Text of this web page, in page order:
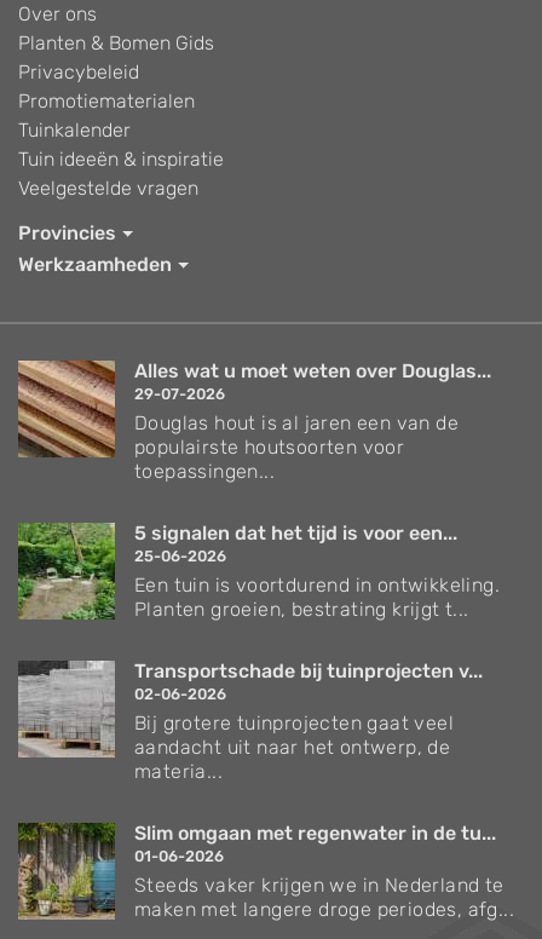
Over ons
Planten & Bomen Gids
Privacybeleid
Promotiematerialen
Tuinkalender
Tuin ideeën & inspiratie
Veelgestelde vragen
Provincies
Werkzaamheden
Alles wat u moet weten over Douglas...
29-07-2026
Douglas hout is al jaren een van de
populairste houtsoorten voor
toepassingen...
5 signalen dat het tijd is voor een...
25-06-2026
Een tuin is voortdurend in ontwikkeling.
Planten groeien, bestrating krijgt t...
Transportschade bij tuinprojecten v...
02-06-2026
Bij grotere tuinprojecten gaat veel
aandacht uit naar het ontwerp, de
materia...
Slim omgaan met regenwater in de tu...
01-06-2026
Steeds vaker krijgen we in Nederland te
maken met langere droge periodes, afg...